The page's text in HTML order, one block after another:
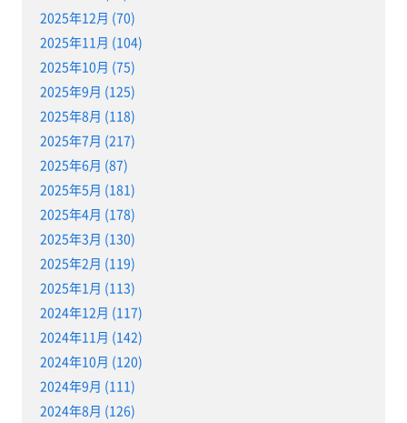
2025年12月 (70)
2025年11月 (104)
2025年10月 (75)
2025年9月 (125)
2025年8月 (118)
2025年7月 (217)
2025年6月 (87)
2025年5月 (181)
2025年4月 (178)
2025年3月 (130)
2025年2月 (119)
2025年1月 (113)
2024年12月 (117)
2024年11月 (142)
2024年10月 (120)
2024年9月 (111)
2024年8月 (126)